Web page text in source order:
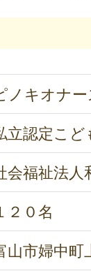
ノキオナ
立認定こど
会福祉法人
２０名
山市婦中町